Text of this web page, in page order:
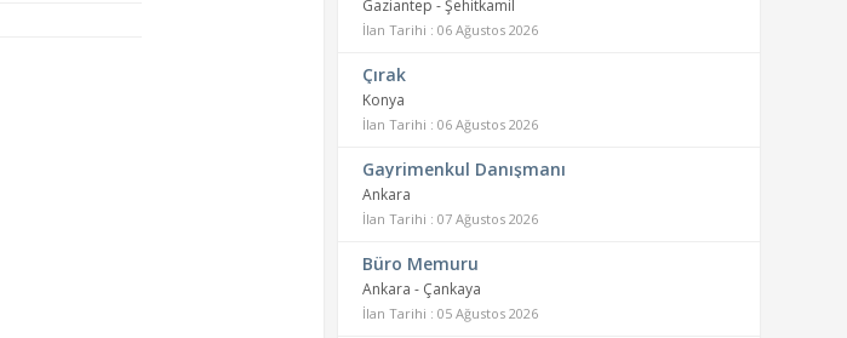
Gaziantep - Şehitkamil
İlan Tarihi : 06 Ağustos 2026
Çırak
Konya
İlan Tarihi : 06 Ağustos 2026
Gayrimenkul Danışmanı
Ankara
İlan Tarihi : 07 Ağustos 2026
Büro Memuru
Ankara - Çankaya
İlan Tarihi : 05 Ağustos 2026